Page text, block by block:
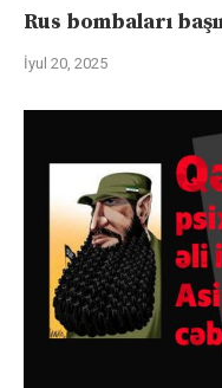
Rus bombaları
İyul 20, 2025